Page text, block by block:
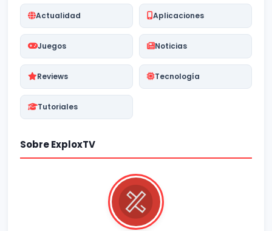
Actualidad Aplicaciones
Juegos Noticias
Reviews Tecnología
Tutoriales
Sobre ExploxTV